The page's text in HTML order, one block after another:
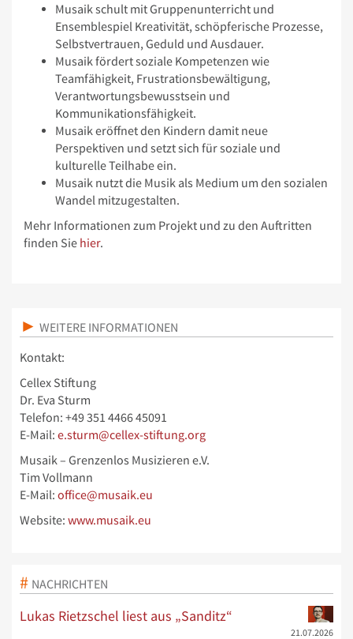
Musaik schult mit Gruppenunterricht und
Ensemblespiel Kreativität, schöpferische Prozesse,
Selbstvertrauen, Geduld und Ausdauer.
Musaik fördert soziale Kompetenzen wie
Teamfähigkeit, Frustrationsbewältigung,
Verantwortungsbewusstsein und
Kommunikationsfähigkeit.
Musaik eröffnet den Kindern damit neue
Perspektiven und setzt sich für soziale und
kulturelle Teilhabe ein.
Musaik nutzt die Musik als Medium um den sozialen
Wandel mitzugestalten.
Mehr Informationen zum Projekt und zu den Auftritten
finden Sie hier.
WEITERE INFORMATIONEN
Kontakt:
Cellex Stiftung
Dr. Eva Sturm
Telefon: +49 351 4466 45091
E-Mail: e.sturm@cellex-stiftung.org
Musaik – Grenzenlos Musizieren e.V.
Tim Vollmann
E-Mail: office@musaik.eu
Website: www.musaik.eu
NACHRICHTEN
Lukas Rietzschel liest aus „Sanditz“
21.07.2026